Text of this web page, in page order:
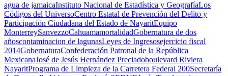
agua de jamaicaInstituto Nacional de Estadística y GeografíaLos
Códigos del UniversoCentro Estatal de Prevención del Delito y
Participación Ciudadana del Estado de NayaritEquipo
MonterreySanvezzoCahuamamortalidadGobernatura de dos
añoscontaminacion de lagunasLeyes de Ingresosejercicio fiscal
2014GobernaturaConfederación Patronal de la República
MexicanaJosé de Jesús Hernández Preciadoboulevard Riviera
NayaritPrograma de Limpieza de la Carretera Federal 200Secretaría